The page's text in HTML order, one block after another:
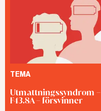
TEMA
Utmattningssyndrom –
F43.8A – försvinner